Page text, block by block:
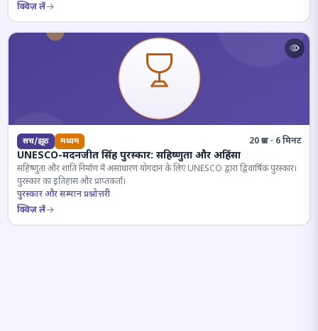
क्विज़ लें
सच/झूठ मध्यम 20 प्रश्न · 6 मिनट
UNESCO-मदनजीत सिंह पुरस्कार: सहिष्णुता और अहिंसा
सहिष्णुता और शांति निर्माण में असाधारण योगदान के लिए UNESCO द्वारा द्विवार्षिक पुरस्कार।
पुरस्कार का इतिहास और प्राप्तकर्ता।
पुरस्कार और सम्मान प्रश्नोत्तरी
क्विज़ लें